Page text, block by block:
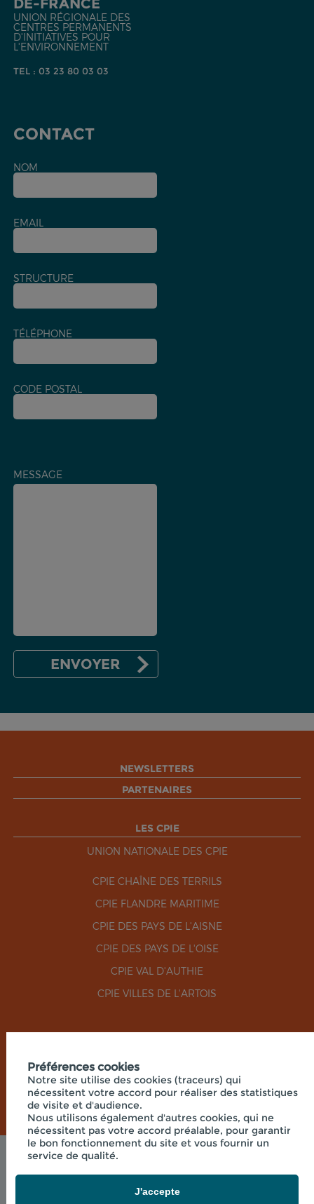
DE-FRANCE
UNION RÉGIONALE DES
CENTRES PERMANENTS
D'INITIATIVES POUR
L'ENVIRONNEMENT
TEL : 03 23 80 03 03
CONTACT
NOM
EMAIL
STRUCTURE
TÉLÉPHONE
CODE POSTAL
MESSAGE
NEWSLETTERS
PARTENAIRES
LES CPIE
UNION NATIONALE DES CPIE
CPIE CHAÎNE DES TERRILS
CPIE FLANDRE MARITIME
CPIE DES PAYS DE L'AISNE
CPIE DES PAYS DE L'OISE
CPIE VAL D'AUTHIE
CPIE VILLES DE L'ARTOIS
Mentions légales
© 2026 - UNION RÉGIONALE DES CPIE HAUTS-DE-
FRANCE - SIÈGE SOCIAL 33 RUE DES VICTIMES DE
COMPORTET, 02000 MERLIEUX-ET-
Préférences cookies
Notre site utilise des cookies (traceurs) qui
nécessitent votre accord pour réaliser des statistiques
de visite et d'audience.
Nous utilisons également d'autres cookies, qui ne
nécessitent pas votre accord préalable, pour garantir
le bon fonctionnement du site et vous fournir un
service de qualité.
J'accepte